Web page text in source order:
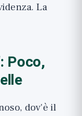
La
Poco,
dov'è il